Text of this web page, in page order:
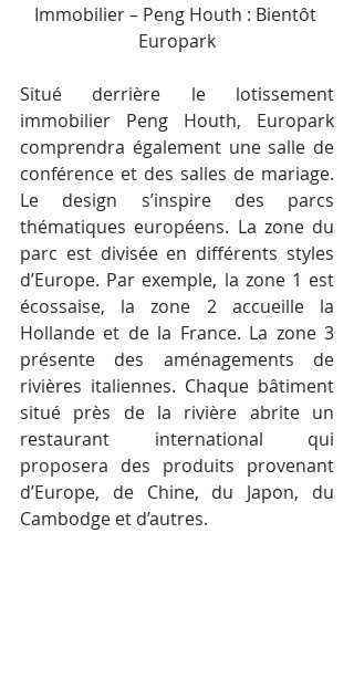
Immobilier – Peng Houth : Bientôt
Europark
Situé derrière le lotissement
immobilier Peng Houth, Europark
comprendra également une salle de
conférence et des salles de mariage.
Le design s’inspire des parcs
thématiques européens. La zone du
parc est divisée en différents styles
d’Europe. Par exemple, la zone 1 est
écossaise, la zone 2 accueille la
Hollande et de la France. La zone 3
présente des aménagements de
rivières italiennes. Chaque bâtiment
situé près de la rivière abrite un
restaurant international qui
proposera des produits provenant
d’Europe, de Chine, du Japon, du
Cambodge et d’autres.